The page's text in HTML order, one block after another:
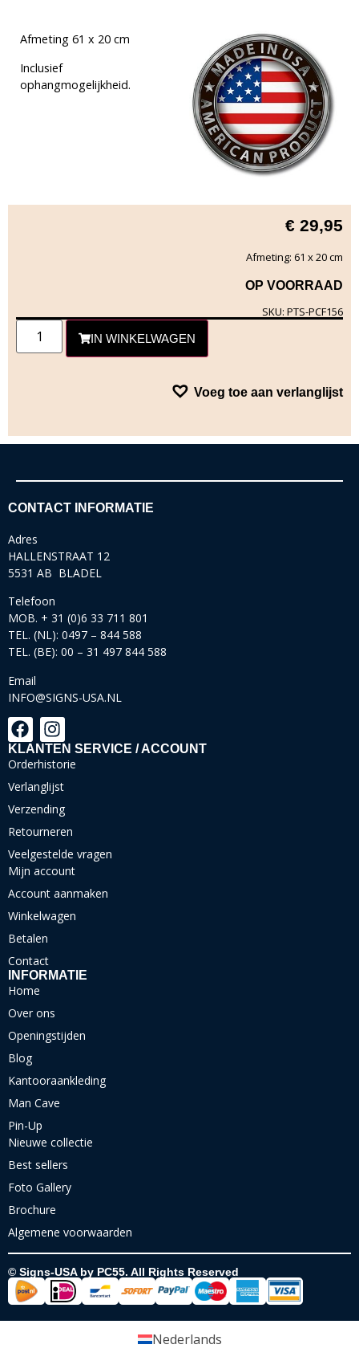
Afmeting 61 x 20 cm
Inclusief
ophangmogelijkheid.
€ 29,95
Afmeting: 61 x 20 cm
OP VOORRAAD
SKU: PTS-PCF156
IN WINKELWAGEN
Voeg toe aan verlanglijst
CONTACT INFORMATIE
Adres
HALLENSTRAAT 12
5531 AB BLADEL
Telefoon
MOB. + 31 (0)6 33 711 801
TEL. (NL): 0497 – 844 588
TEL. (BE): 00 – 31 497 844 588
Email
INFO@SIGNS-USA.NL
KLANTEN SERVICE / ACCOUNT
Orderhistorie
Verlanglijst
Verzending
Retourneren
Veelgestelde vragen
Mijn account
Account aanmaken
Winkelwagen
Betalen
Contact
INFORMATIE
Home
Over ons
Openingstijden
Blog
Kantooraankleding
Man Cave
Pin-Up
Nieuwe collectie
Best sellers
Foto Gallery
Brochure
Algemene voorwaarden
© Signs-USA by PC55. All Rights Reserved
Nederlands